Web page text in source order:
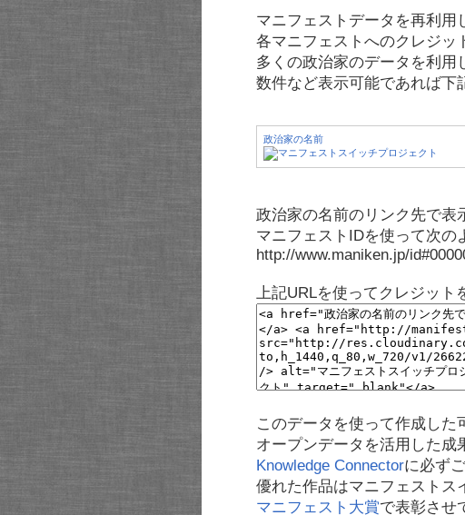
マニフェストデータを再利用
各マニフェストへのクレジッ
多くの政治家のデータを利用
数件など表示可能であれば下
政治家の名前
政治家の名前のリンク先で表
マニフェストIDを使って次の
http://www.maniken.jp/
上記URLを使ってクレジット
このデータを使って作成した
オープンデータを活用した成
Knowledge Connectorに必ず
優れた作品はマニフェストス
マニフェスト大賞で表彰させ